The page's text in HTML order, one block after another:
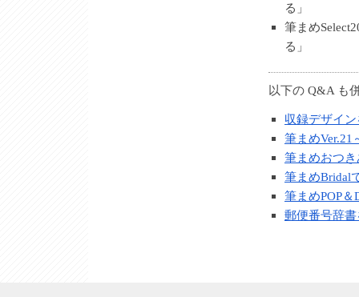
る」
筆まめ
る」
以下の Q&A も
収録デザイ
筆まめVer.21
筆まめおつ
筆まめBridal
筆まめPOP
郵便番号辞